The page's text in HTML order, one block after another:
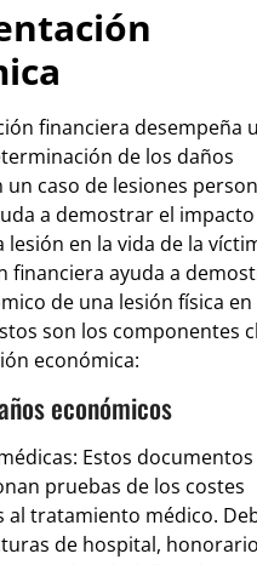
financiera desempeña
de los daños
un caso de lesiones
a demostrar el impacto
en la vida de la
financiera ayuda a
de una lesión física en
son los componentes
económica:
económicos
Estos documentos
pruebas de los costes
al tratamiento médico.
de hospital,